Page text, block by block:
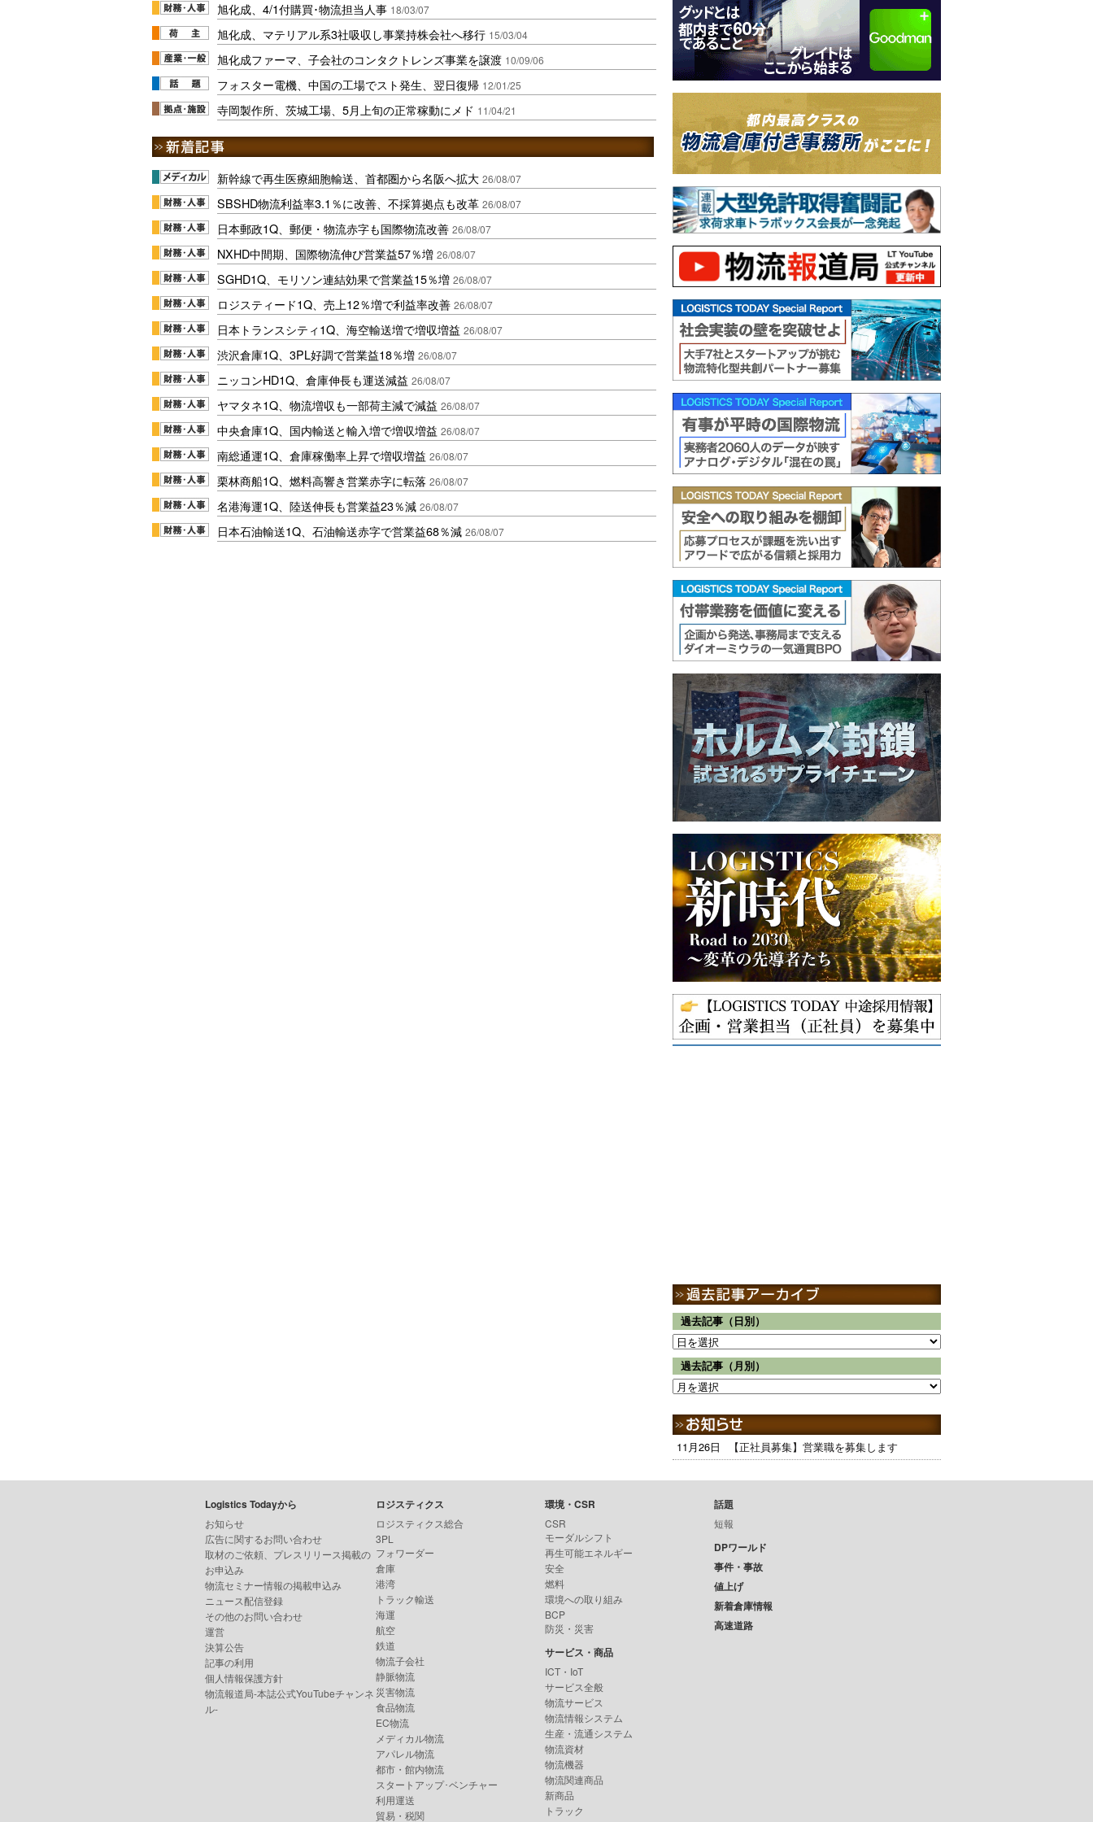
旭化成、4/1付購買･物流担当人事 18/03/07
旭化成、マテリアル系3社吸収し事業持株会社へ移行 15/03/04
旭化成ファーマ、子会社のコンタクトレンズ事業を譲渡 10/09/06
フォスター電機、中国の工場でスト発生、翌日復帰 12/01/25
寺岡製作所、茨城工場、5月上旬の正常稼動にメド 11/04/21
新幹線で再生医療細胞輸送、首都圏から名阪へ拡大 26/08/07
SBSHD物流利益率3.1％に改善、不採算拠点も改革 26/08/07
日本郵政1Q、郵便・物流赤字も国際物流改善 26/08/07
NXHD中間期、国際物流伸び営業益57％増 26/08/07
SGHD1Q、モリソン連結効果で営業益15％増 26/08/07
ロジスティード1Q、売上12％増で利益率改善 26/08/07
日本トランスシティ1Q、海空輸送増で増収増益 26/08/07
渋沢倉庫1Q、3PL好調で営業益18％増 26/08/07
ニッコンHD1Q、倉庫伸長も運送減益 26/08/07
ヤマタネ1Q、物流増収も一部荷主減で減益 26/08/07
中央倉庫1Q、国内輸送と輸入増で増収増益 26/08/07
南総通運1Q、倉庫稼働率上昇で増収増益 26/08/07
栗林商船1Q、燃料高響き営業赤字に転落 26/08/07
名港海運1Q、陸送伸長も営業益23％減 26/08/07
日本石油輸送1Q、石油輸送赤字で営業益68％減 26/08/07
過去記事（日別）
過去記事（月別）
11月26日 【正社員募集】営業職を募集します
Logistics Todayから
お知らせ
広告に関するお問い合わせ
取材のご依頼、プレスリリース掲載の
お申込み
物流セミナー情報の掲載申込み
ニュース配信登録
その他のお問い合わせ
運営
決算公告
記事の利用
個人情報保護方針
物流報道局-本誌公式YouTubeチャンネ
ル-
ロジスティクス
ロジスティクス総合
3PL
フォワーダー
倉庫
港湾
トラック輸送
海運
航空
鉄道
物流子会社
静脈物流
災害物流
食品物流
EC物流
メディカル物流
アパレル物流
都市・館内物流
スタートアップ･ベンチャー
利用運送
貿易・税関
環境・CSR
CSR
モーダルシフト
再生可能エネルギー
安全
燃料
環境への取り組み
BCP
防災・災害
サービス・商品
ICT・IoT
サービス全般
物流サービス
物流情報システム
生産・流通システム
物流資材
物流機器
物流関連商品
新商品
トラック
話題
短報
DPワールド
事件・事故
値上げ
新着倉庫情報
高速道路